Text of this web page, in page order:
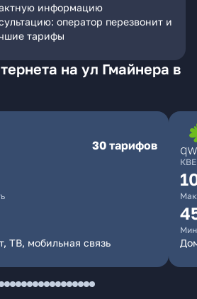
информацию
оператор перезвонит и
тарифы
на ул Гмайнера в
30 тарифов
ТВ, мобильная связь